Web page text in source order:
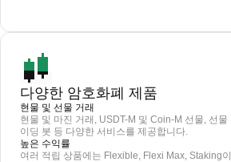
다양한 암호화폐 제품
현물 및 선물 거래
현물 및 마진 거래, USDT-M 및 Coin-M 선물, 선물
이딩 봇 등 다양한 서비스를 제공합니다.
높은 수익률
여러 적립 상품에는 Flexible, Flexi Max, Staking